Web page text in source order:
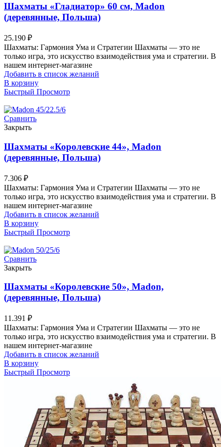
Шахматы «Гладиатор» 60 см, Madon
(деревянные, Польша)
25.190 ₽
Шахматы: Гармония Ума и Стратегии Шахматы — это не
только игра, это искусство взаимодействия ума и стратегии. В
нашем интернет-магазине
Добавить в список желаний
В корзину
Быстрый Просмотр
Сравнить
Закрыть
Шахматы «Королевские 44», Madon
(деревянные, Польша)
7.306 ₽
Шахматы: Гармония Ума и Стратегии Шахматы — это не
только игра, это искусство взаимодействия ума и стратегии. В
нашем интернет-магазине
Добавить в список желаний
В корзину
Быстрый Просмотр
Сравнить
Закрыть
Шахматы «Королевские 50», Madon,
(деревянные, Польша)
11.391 ₽
Шахматы: Гармония Ума и Стратегии Шахматы — это не
только игра, это искусство взаимодействия ума и стратегии. В
нашем интернет-магазине
Добавить в список желаний
В корзину
Быстрый Просмотр